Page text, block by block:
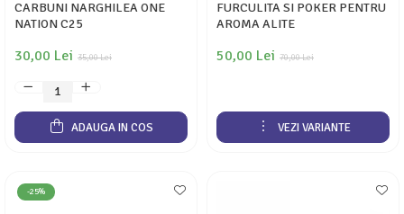
CARBUNI NARGHILEA ONE
NATION C25
35,00 Lei
30,00 Lei
ADAUGA IN COS
FURCULITA SI POKER PENTRU
AROMA ALITE
70,00 Lei
50,00 Lei
VEZI VARIANTE
-25%